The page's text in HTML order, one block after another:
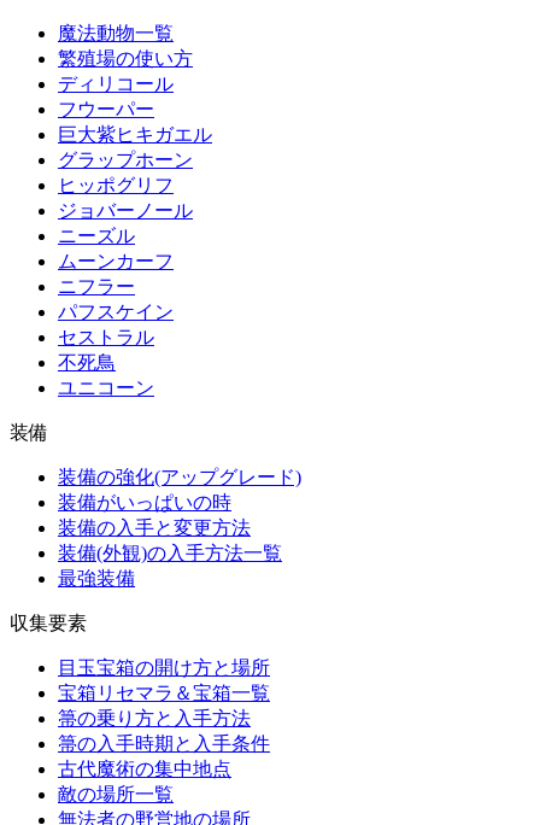
魔法動物一覧
繁殖場の使い方
ディリコール
フウーパー
巨大紫ヒキガエル
グラップホーン
ヒッポグリフ
ジョバーノール
ニーズル
ムーンカーフ
ニフラー
パフスケイン
セストラル
不死鳥
ユニコーン
装備
装備の強化(アップグレード)
装備がいっぱいの時
装備の入手と変更方法
装備(外観)の入手方法一覧
最強装備
収集要素
目玉宝箱の開け方と場所
宝箱リセマラ＆宝箱一覧
箒の乗り方と入手方法
箒の入手時期と入手条件
古代魔術の集中地点
敵の場所一覧
無法者の野営地の場所